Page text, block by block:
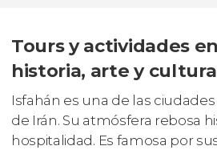
Tours y actividades
historia, arte y
Isfahán es una de las
de Irán. Su atmósfera rebosa
hospitalidad. Es famosa por